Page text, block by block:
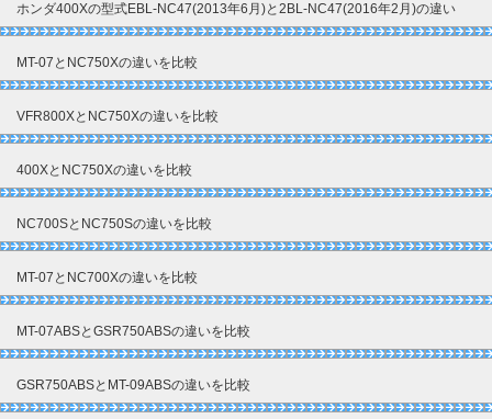
ホンダ400Xの型式EBL-NC47(2013年6月)と2BL-NC47(2016年2月)の違い
MT-07とNC750Xの違いを比較
VFR800XとNC750Xの違いを比較
400XとNC750Xの違いを比較
NC700SとNC750Sの違いを比較
MT-07とNC700Xの違いを比較
MT-07ABSとGSR750ABSの違いを比較
GSR750ABSとMT-09ABSの違いを比較